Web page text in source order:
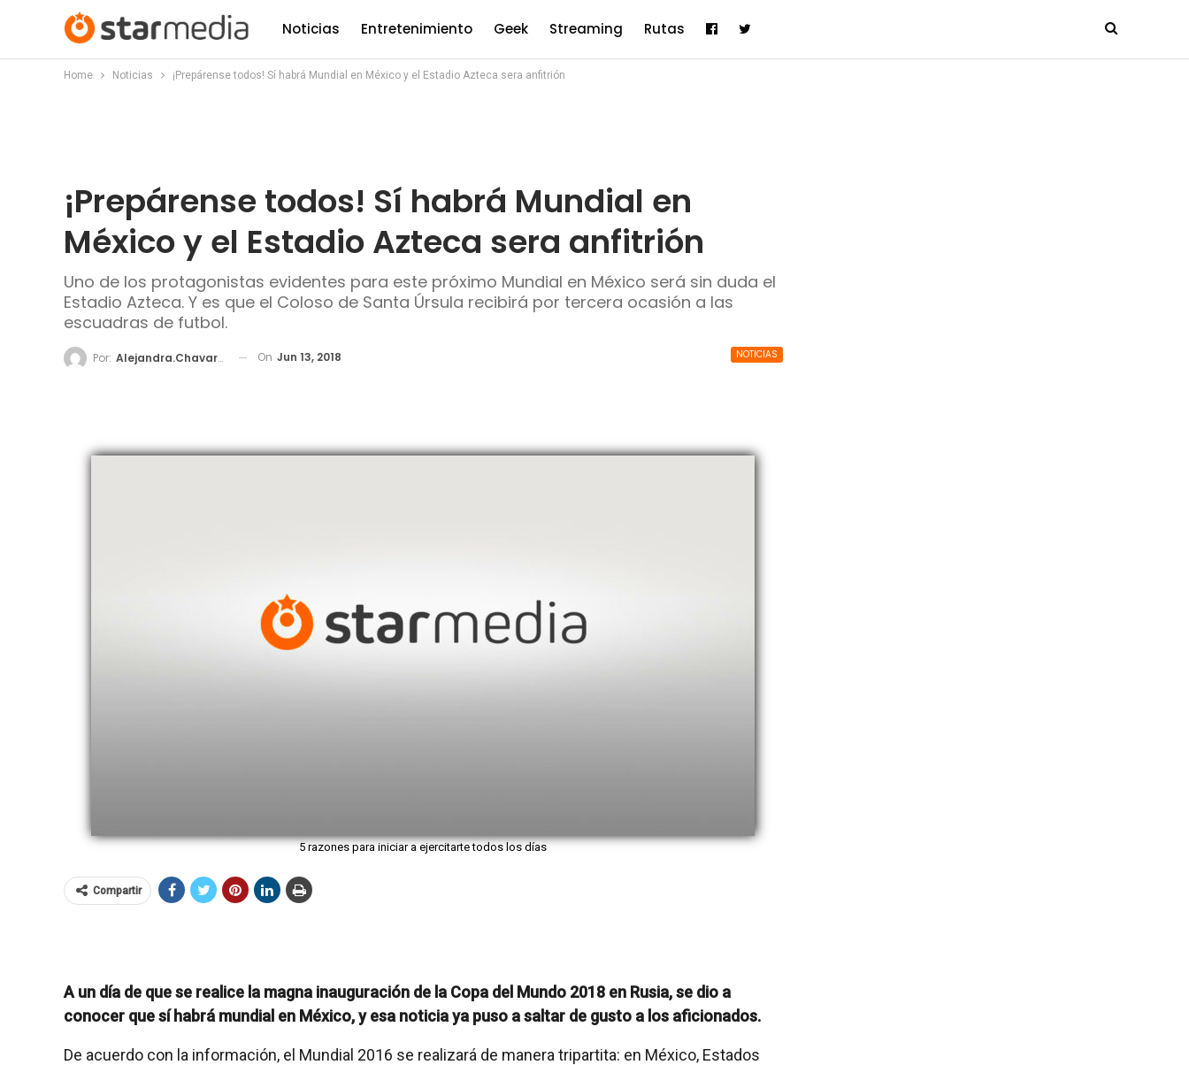
Noticias Entretenimiento Geek Streaming Rutas
Home Noticias ¡Prepárense todos! Sí habrá Mundial en México y el Estadio Azteca sera anfitrión
¡Prepárense todos! Sí habrá Mundial en
México y el Estadio Azteca sera anfitrión
Uno de los protagonistas evidentes para este próximo Mundial en México será sin duda el
Estadio Azteca. Y es que el Coloso de Santa Úrsula recibirá por tercera ocasión a las
escuadras de futbol.
NOTICIAS
Por: Alejandra.chavarria On Jun 13, 2018
5 razones para iniciar a ejercitarte todos los días
Compartir
A un día de que se realice la magna inauguración de la Copa del Mundo 2018 en Rusia, se dio a
conocer que sí habrá mundial en México, y esa noticia ya puso a saltar de gusto a los aficionados.
De acuerdo con la información, el Mundial 2016 se realizará de manera tripartita: en México, Estados